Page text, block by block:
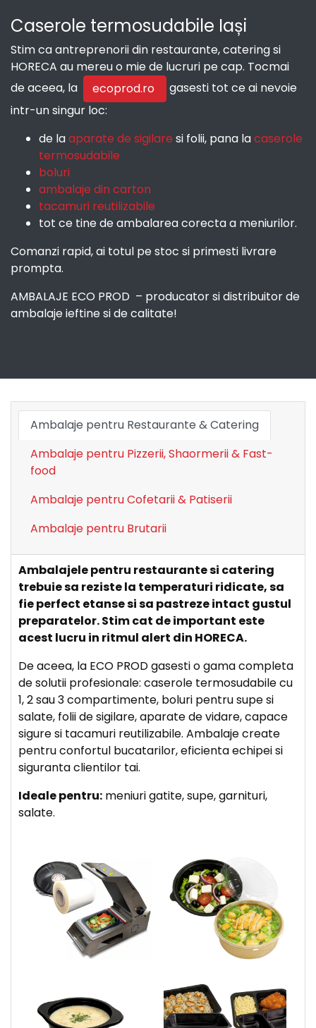
Caserole termosudabile Iași
Stim ca antreprenorii din restaurante, catering si
HORECA au mereu o mie de lucruri pe cap. Tocmai
de aceea, la
ecoprod.ro
gasesti tot ce ai nevoie
intr-un singur loc:
de laaparate de sigilare si folii, pana lacaserole
termosudabile
boluri
ambalaje din carton
tacamuri reutilizabile
tot ce tine de ambalarea corecta a meniurilor.
Comanzi rapid, ai totul pe stoc si primesti livrare
prompta.
AMBALAJE ECO PROD – producator si distribuitor de
ambalaje ieftine si de calitate!
Ambalaje pentru Restaurante & Catering
Ambalaje pentru Pizzerii, Shaormerii & Fast-
food
Ambalaje pentru Cofetarii & Patiserii
Ambalaje pentru Brutarii
Ambalajele pentru restaurante si catering
trebuie sa reziste la temperaturi ridicate, sa
fie perfect etanse si sa pastreze intact gustul
preparatelor. Stim cat de important este
acest lucru in ritmul alert din HORECA.
De aceea, la ECO PROD gasesti o gama completa
de solutii profesionale: caserole termosudabile cu
1, 2 sau 3 compartimente, boluri pentru supe si
salate, folii de sigilare, aparate de vidare, capace
sigure si tacamuri reutilizabile. Ambalaje create
pentru confortul bucatarilor, eficienta echipei si
siguranta clientilor tai.
Ideale pentru: meniuri gatite, supe, garnituri,
salate.